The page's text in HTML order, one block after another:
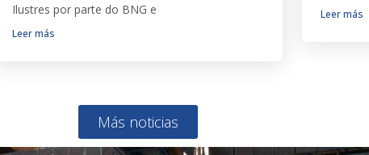
Ilustres por parte do BNG e
Leer más
Leer más
Más noticias